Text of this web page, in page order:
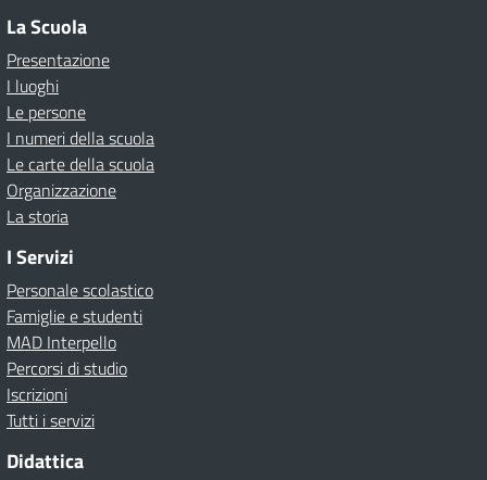
La Scuola
Presentazione
I luoghi
Le persone
I numeri della scuola
Le carte della scuola
Organizzazione
La storia
I Servizi
Personale scolastico
Famiglie e studenti
MAD Interpello
Percorsi di studio
Iscrizioni
Tutti i servizi
Didattica